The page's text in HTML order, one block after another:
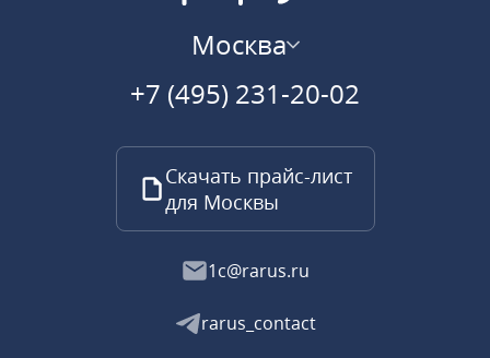
Москва
+7 (495) 231-20-02
Скачать прайс-лист
для Москвы
1c@rarus.ru
rarus_contact